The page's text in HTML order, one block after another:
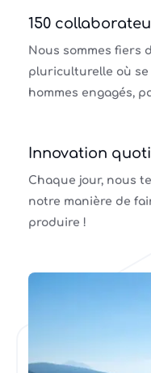
150
Nous sommes fiers
pluriculturelle où se
hommes engagés,
Innovation
Chaque jour, nous
notre manière de
produire !